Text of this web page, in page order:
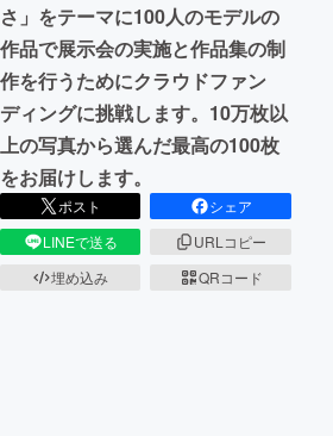
CAMPFIREふるさと納税machi-ya
さ」をテーマに100人のモデルの
作品で展示会の実施と作品集の制
作を行うためにクラウドファン
ディングに挑戦します。10万枚以
上の写真から選んだ最高の100枚
をお届けします。
ポスト
シェア
LINEで送る
URLコピー
埋め込み
QRコード